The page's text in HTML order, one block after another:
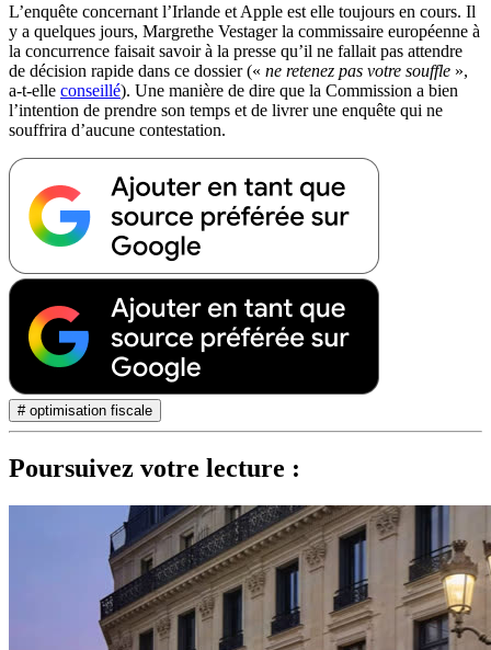
L’enquête concernant l’Irlande et Apple est elle toujours en cours. Il
y a quelques jours, Margrethe Vestager la commissaire européenne à
la concurrence faisait savoir à la presse qu’il ne fallait pas attendre
de décision rapide dans ce dossier (« ne retenez pas votre souffle »,
a-t-elle conseillé). Une manière de dire que la Commission a bien
l’intention de prendre son temps et de livrer une enquête qui ne
souffrira d’aucune contestation.
# optimisation fiscale
Poursuivez votre lecture :